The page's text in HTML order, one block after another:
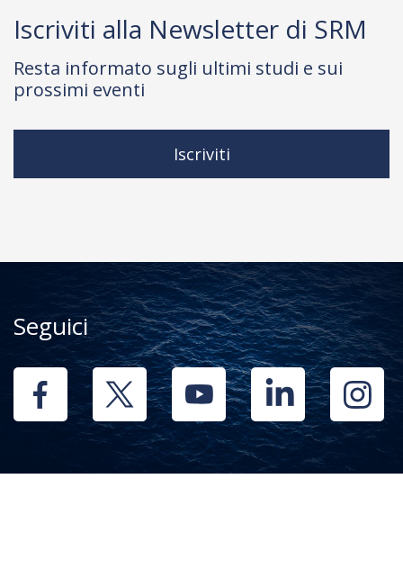
Iscriviti alla Newsletter di SRM
Resta informato sugli ultimi studi e sui
prossimi eventi
Iscriviti
Seguici